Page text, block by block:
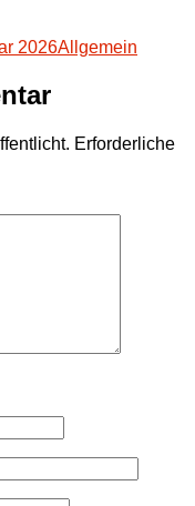
2026Allgemein
Erforderliche